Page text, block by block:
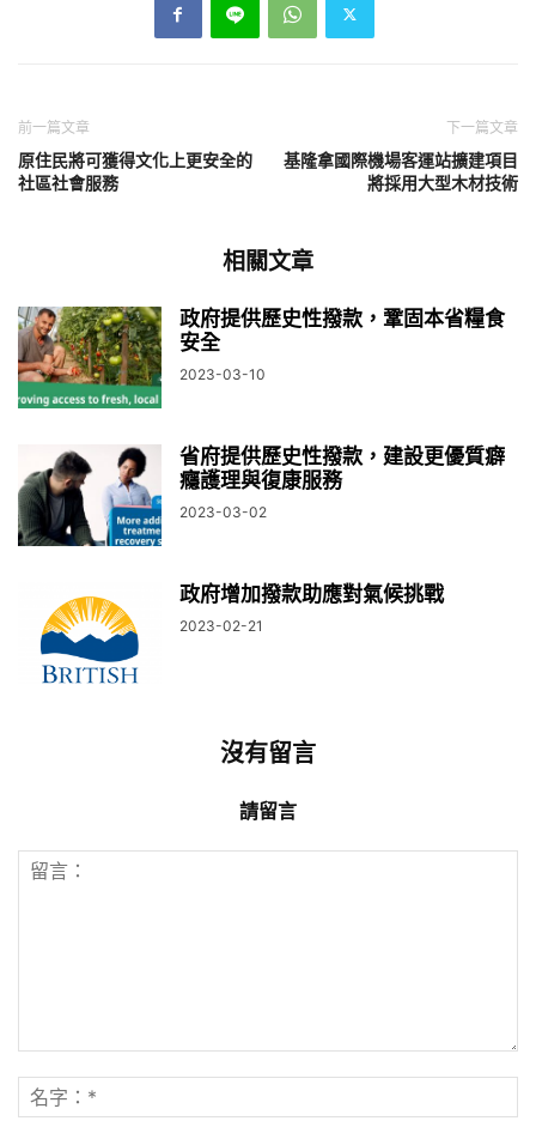
前一篇文章
原住民將可獲得文化上更安全的
社區社會服務
下一篇文章
基隆拿國際機場客運站擴建項目
將採用大型木材技術
相關文章
政府提供歷史性撥款，鞏固本省糧食
安全
2023-03-10
省府提供歷史性撥款，建設更優質癖
癮護理與復康服務
2023-03-02
政府增加撥款助應對氣候挑戰
2023-02-21
沒有留言
請留言